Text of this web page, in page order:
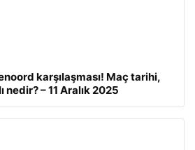
karşılaşması! Maç tarihi,
nedir? – 11 Aralık 2025